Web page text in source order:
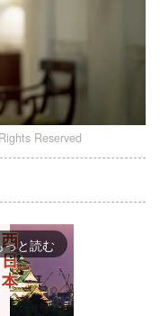
Reserved
っと読む